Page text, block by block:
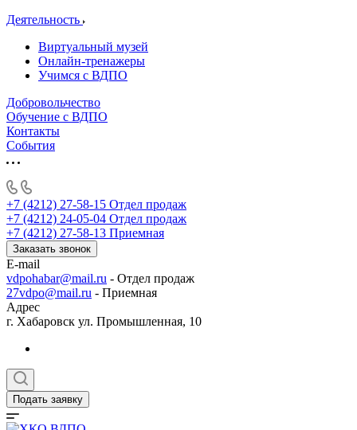
Деятельность
Виртуальный музей
Онлайн-тренажеры
Учимся с ВДПО
Добровольчество
Обучение с ВДПО
Контакты
События
+7 (4212) 27-58-15 Отдел продаж
+7 (4212) 24-05-04 Отдел продаж
+7 (4212) 27-58-13 Приемная
Заказать звонок
E-mail
vdpohabar@mail.ru - Отдел продаж
27vdpo@mail.ru - Приемная
Адрес
г. Хабаровск ул. Промышленная, 10
Подать заявку